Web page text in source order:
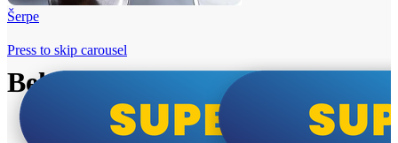
Šerpe
Beko i Tesla super cene
Press to skip carousel